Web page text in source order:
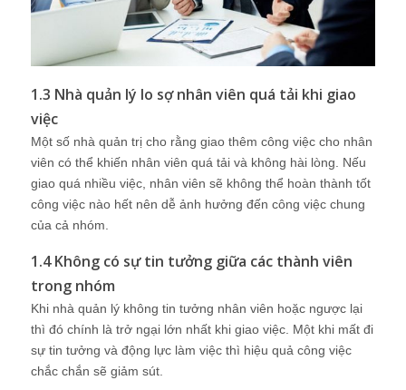
1.3 Nhà quản lý lo sợ nhân viên quá tải khi giao
việc
Một số nhà quản trị cho rằng giao thêm công việc cho nhân
viên có thể khiến nhân viên quá tải và không hài lòng. Nếu
giao quá nhiều việc, nhân viên sẽ không thể hoàn thành tốt
công việc nào hết nên dễ ảnh hưởng đến công việc chung
của cả nhóm.
1.4 Không có sự tin tưởng giữa các thành viên
trong nhóm
Khi nhà quản lý không tin tưởng nhân viên hoặc ngược lại
thì đó chính là trở ngại lớn nhất khi giao việc. Một khi mất đi
sự tin tưởng và động lực làm việc thì hiệu quả công việc
chắc chắn sẽ giảm sút.